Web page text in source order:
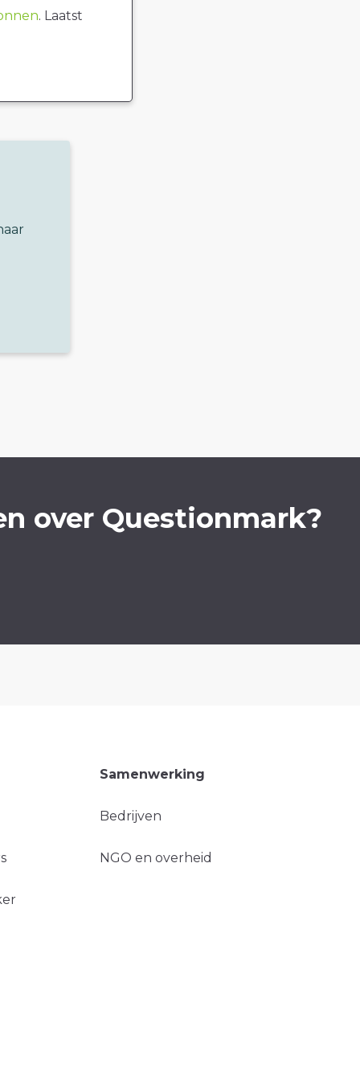
. Laatst
over Questionmark?
Samenwerking
Bedrijven
NGO en overheid